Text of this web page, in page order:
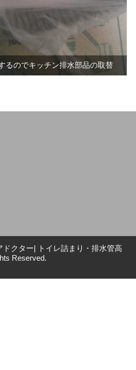
るのでキッチン排水部品の取替
ドクター| トイレ詰まり・排水管高
Reserved.